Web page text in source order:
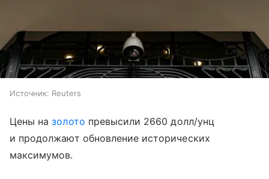
Источник: Reuters
Цены назолото превысили 2660 долл/унц
и продолжают обновление исторических
максимумов.